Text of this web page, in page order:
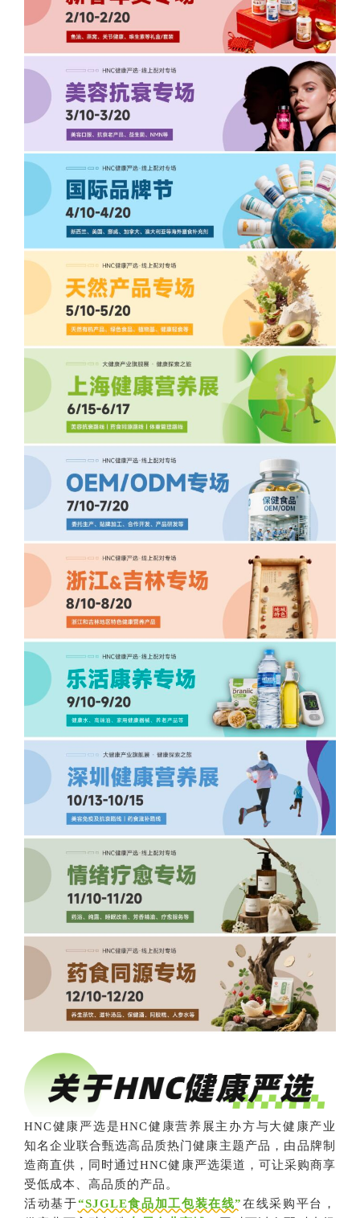
HNC健康严选是HNC健康营养展主办方与大健康产业
知名企业联合甄选高品质热门健康主题产品，由品牌制
造商直供，同时通过HNC健康严选渠道，可让采购商享
受低成本、高品质的产品。
活动基于“SJGLE食品加工包装在线”在线采购平台，